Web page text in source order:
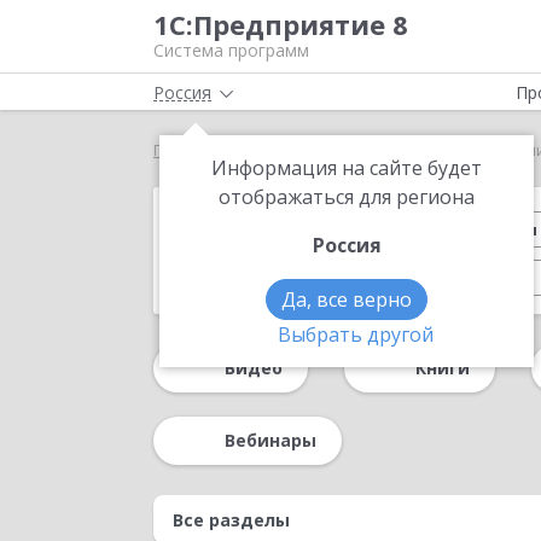
1С:Предприятие 8
Система программ
Россия
Информация на сайте будет
отображаться для региона
Россия
Да, все верно
Выбрать другой
Главная
Управление производством
День Документооборота 2024
Регламентированный учет Казначейство
Форум пользователей ДО 2020
Процессы и согласование в «1С:УХ»
Система управления предприятием
Видео Книги
Вебинары